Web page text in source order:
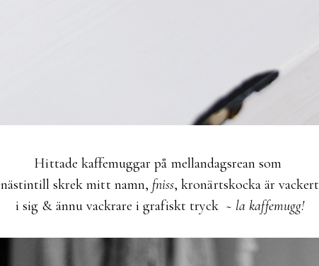
Hittade kaffemuggar på mellandagsrean som
nästintill skrek mitt namn, fniss, kronärtskocka är vackert
i sig & ännu vackrare i grafiskt tryck ~ la kaffemugg!